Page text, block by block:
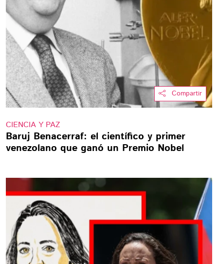
Compartir
CIENCIA Y PAZ
Baruj Benacerraf: el científico y primer
venezolano que ganó un Premio Nobel